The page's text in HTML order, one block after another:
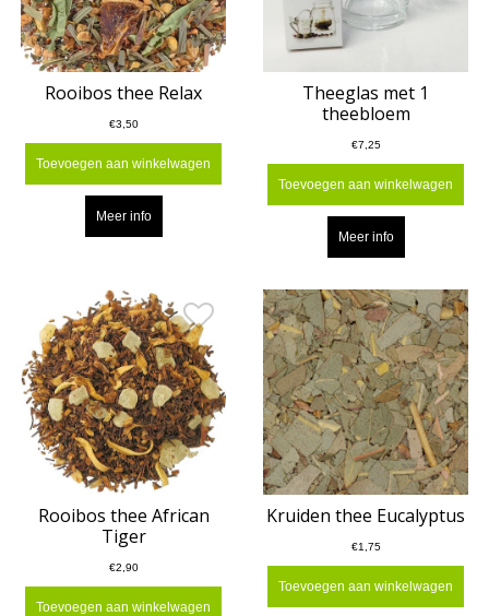
Rooibos thee Relax
€3,50
Toevoegen aan winkelwagen
Meer info
Theeglas met 1
theebloem
€7,25
Toevoegen aan winkelwagen
Meer info
Rooibos thee African
Tiger
€2,90
Toevoegen aan winkelwagen
Kruiden thee Eucalyptus
€1,75
Toevoegen aan winkelwagen